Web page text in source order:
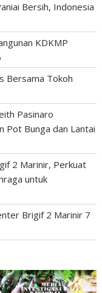
Bersih, Indonesia
KDKMP
Bersama Tokoh
Pasinaro
Pot Bunga dan Lantai
2 Marinir, Perkuat
untuk
Brigif 2 Marinir 7